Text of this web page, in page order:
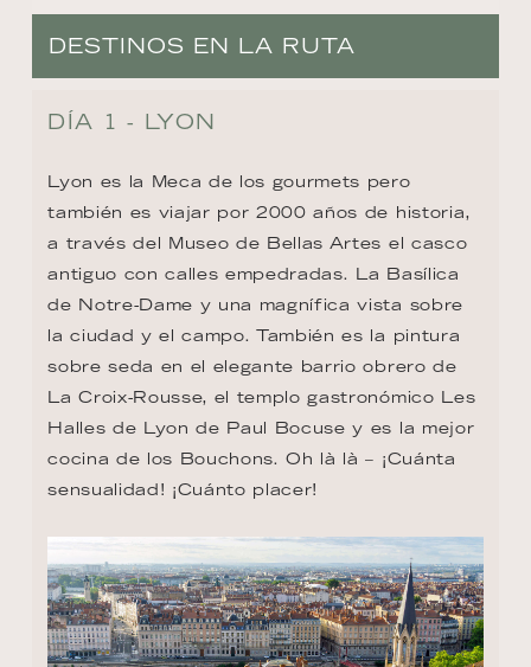
DESTINOS EN LA RUTA
DÍA 1 - LYON
Lyon es la Meca de los gourmets pero
también es viajar por 2000 años de historia,
a través del Museo de Bellas Artes el casco
antiguo con calles empedradas. La Basílica
de Notre-Dame y una magnífica vista sobre
la ciudad y el campo. También es la pintura
sobre seda en el elegante barrio obrero de
La Croix-Rousse, el templo gastronómico Les
Halles de Lyon de Paul Bocuse y es la mejor
cocina de los Bouchons. Oh là là – ¡Cuánta
sensualidad! ¡Cuánto placer!